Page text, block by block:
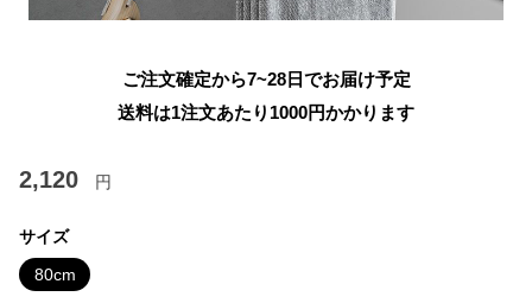
ご注文確定から7~28日でお届け予定
送料は1注文あたり 1000円かかります
2,120 円
サイズ
80cm